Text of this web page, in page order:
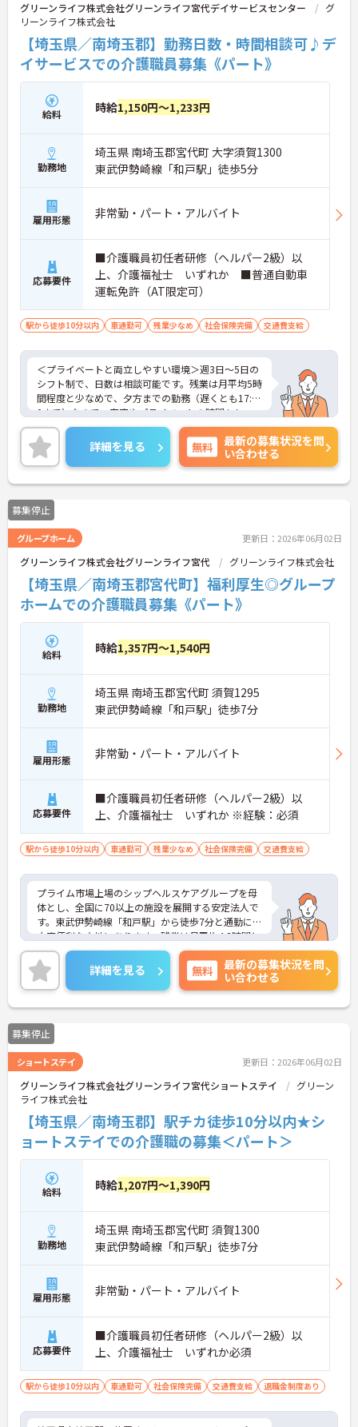
グリーンライフ株式会社グリーンライフ宮代デイサービスセンター
グ
リーンライフ株式会社
【埼玉県／南埼玉郡】勤務日数・時間相談可♪デ
イサービスでの介護職員募集《パート》
給料 時給1,150円～1,233円
勤務地
埼玉県 南埼玉郡宮代町 大字須賀1300
東武伊勢崎線「和戸駅」徒歩5分
雇用形態 非常勤・パート・アルバイト
応募要件
■介護職員初任者研修（ヘルパー2級）以
上、介護福祉士 いずれか ■普通自動車
運転免許（AT限定可）
駅から徒歩10分以内 車通勤可 残業少なめ 社会保険完備 交通費支給
＜プライベートと両立しやすい環境＞週3日～5日の
シフト制で、日数は相談可能です。残業は月平均5時
間程度と少なめで、夕方までの勤務（遅くとも17:5
0まで）なので、家庭やプライベートの時間もしっ
かり確保できます。
＜安定企業で長く働ける環境＞企業全体で2,500名
を超える従業員が在籍する大手企業です。育児休業
や介護休業の取得実績もあるため、ライフステージ
の変化にも柔軟に対応できる環境が整っています。
また、正社員登用制度もあり、過去実績があるな
ど、パートからキャリアアップを目指す方への道も
開かれています。
詳細を見る 無料
最新の募集状況を問
い合わせる
募集停止
グループホーム 更新日：2026年06月02日
グリーンライフ株式会社グリーンライフ宮代 グリーンライフ株式会社
【埼玉県／南埼玉郡宮代町】福利厚生◎グループ
ホームでの介護職員募集《パート》
給料 時給1,357円～1,540円
勤務地
埼玉県 南埼玉郡宮代町 須賀1295
東武伊勢崎線「和戸駅」徒歩7分
雇用形態 非常勤・パート・アルバイト
応募要件
■介護職員初任者研修（ヘルパー2級）以
上、介護福祉士 いずれか ※経験：必須
駅から徒歩10分以内 車通勤可 残業少なめ 社会保険完備 交通費支給
プライム市場上場のシップヘルスケアグループを母
体とし、全国に70以上の施設を展開する安定法人で
す。東武伊勢崎線「和戸駅」から徒歩7分と通勤にも
大変便利な立地にあります。残業は月平均4.8時間と
少なく、有給休暇の平均取得日数は9.0日と、仕事と
プライベートの両立が図りやすい環境です。また、3
00円程度で利用できる社食や永年勤続報奨制度な
ど、福利厚生が充実している点も魅力です。階層
別・職種別の研修制度も整っており、認知症介護に
ご理解があり、学べる環境です。ご興味のある方は
詳細等をお伝えしますので、お気軽にお問い合わせ
ください。
詳細を見る 無料
最新の募集状況を問
い合わせる
募集停止
ショートステイ 更新日：2026年06月02日
グリーンライフ株式会社グリーンライフ宮代ショートステイ
グリーン
ライフ株式会社
【埼玉県／南埼玉郡】駅チカ徒歩10分以内★シ
ョートステイでの介護職の募集＜パート＞
給料 時給1,207円～1,390円
勤務地
埼玉県 南埼玉郡宮代町 須賀1300
東武伊勢崎線「和戸駅」徒歩7分
雇用形態 非常勤・パート・アルバイト
応募要件
■介護職員初任者研修（ヘルパー2級）以
上、介護福祉士 いずれか必須
駅から徒歩10分以内 車通勤可 社会保険完備 交通費支給 退職金制度あり